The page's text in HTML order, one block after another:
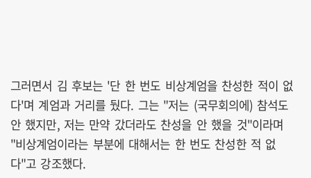
그러면서 김 후보는 '단 한 번도 비상계엄을 찬성한 적이 없
다'며 계엄과 거리를 뒀다. 그는 "저는 (국무회의에) 참석도
안 했지만, 저는 만약 갔더라도 찬성을 안 했을 것"이라며
"비상계엄이라는 부분에 대해서는 한 번도 찬성한 적 없
다"고 강조했다.